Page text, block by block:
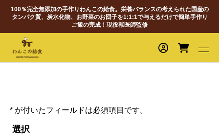
100％完全無添加の手作りわんこの給食。栄養バランスの考えられた国産の
タンパク質、炭水化物、お野菜のお団子を1:1:1で与えるだけで簡単手作り
ご飯の完成！現役獣医師監修
* が付いたフィールドは必須項目です。
選択